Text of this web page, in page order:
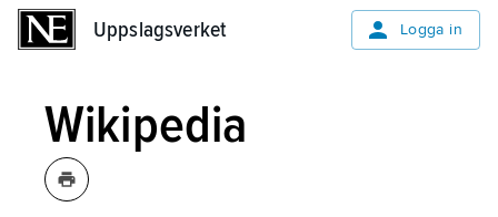
Uppslagsverket Logga in
Wikipedia